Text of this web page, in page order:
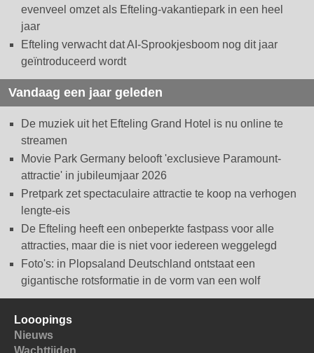
evenveel omzet als Efteling-vakantiepark in een heel
jaar
Efteling verwacht dat AI-Sprookjesboom nog dit jaar
geïntroduceerd wordt
Vandaag een jaar geleden
De muziek uit het Efteling Grand Hotel is nu online te
streamen
Movie Park Germany belooft 'exclusieve Paramount-
attractie' in jubileumjaar 2026
Pretpark zet spectaculaire attractie te koop na verhogen
lengte-eis
De Efteling heeft een onbeperkte fastpass voor alle
attracties, maar die is niet voor iedereen weggelegd
Foto's: in Plopsaland Deutschland ontstaat een
gigantische rotsformatie in de vorm van een wolf
Looopings
Nieuws
Wachttijden